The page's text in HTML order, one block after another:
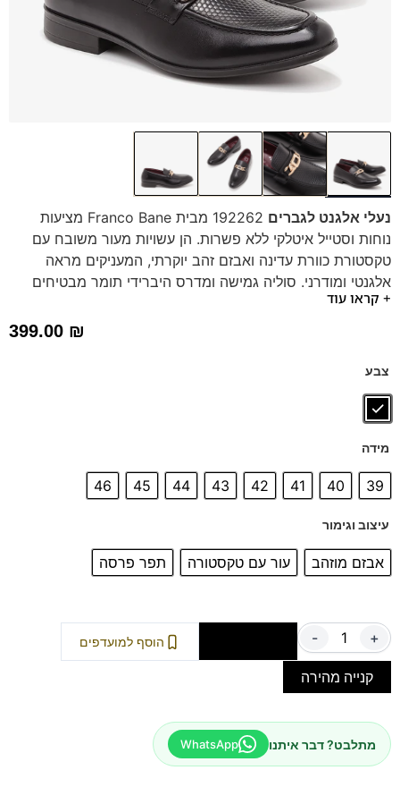
נעלי אלגנט לגברים
192262 מבית Franco Bane מציעות
נוחות וסטייל איטלקי ללא פשרות. הן עשויות מעור משובח עם
טקסטורת כוורת עדינה ואבזם זהב יוקרתי, המעניקים מראה
אלגנטי ומודרני. סוליה גמישה ומדרס היברידי תומך מבטיחים
נוחות מרבית לאורך כל היום, גם בעמידה ממושכת. הן מושלמות
לכל אירוע ולכל שעה, משלבות אופנה ופונקציונליות במוצר אחד
מבית Franco Bane.
+ קראו עוד
399.00 ₪
צבע
מידה
39
40
41
42
43
44
45
46
עיצוב וגימור
אבזם מוזהב עור עם טקסטורה תפר פרסה
- + הוסף למועדפים
קנייה מהירה
מתלבט? דבר איתנו WhatsApp